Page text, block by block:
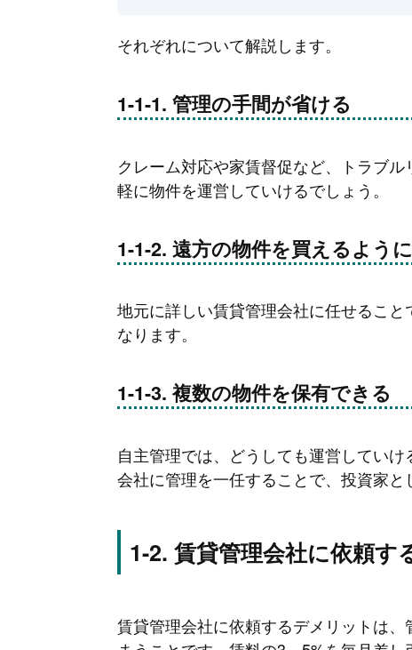
それぞれについて解説します。
管理の手間が省ける
クレーム対応や家賃督促など、トラブ
軽に物件を運営していけるでしょう。
遠方の物件を買えるよう
地元に詳しい賃貸管理会社に任せるこ
なります。
複数の物件を保有できる
自主管理では、どうしても運営してい
会社に管理を一任することで、投資家と
賃貸管理会社に依頼す
賃貸管理会社に依頼するデメリットは